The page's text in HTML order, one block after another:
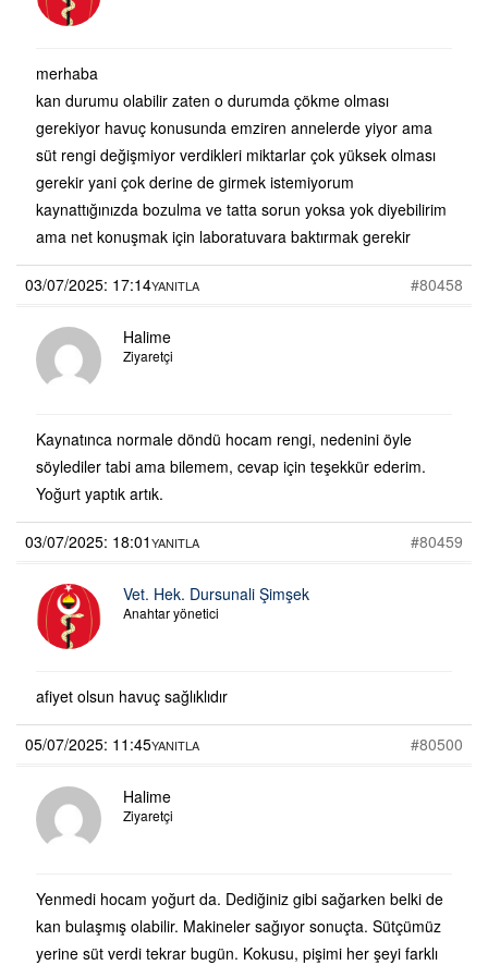
merhaba
kan durumu olabilir zaten o durumda çökme olması
gerekiyor havuç konusunda emziren annelerde yiyor ama
süt rengi değişmiyor verdikleri miktarlar çok yüksek olması
gerekir yani çok derine de girmek istemiyorum
kaynattığınızda bozulma ve tatta sorun yoksa yok diyebilirim
ama net konuşmak için laboratuvara baktırmak gerekir
03/07/2025: 17:14 #80458
YANITLA
Halime
Ziyaretçi
Kaynatınca normale döndü hocam rengi, nedenini öyle
söylediler tabi ama bilemem, cevap için teşekkür ederim.
Yoğurt yaptık artık.
03/07/2025: 18:01 #80459
YANITLA
Vet. Hek. Dursunali Şimşek
Anahtar yönetici
afiyet olsun havuç sağlıklıdır
05/07/2025: 11:45 #80500
YANITLA
Halime
Ziyaretçi
Yenmedi hocam yoğurt da. Dediğiniz gibi sağarken belki de
kan bulaşmış olabilir. Makineler sağıyor sonuçta. Sütçümüz
yerine süt verdi tekrar bugün. Kokusu, pişimi her şeyi farklı